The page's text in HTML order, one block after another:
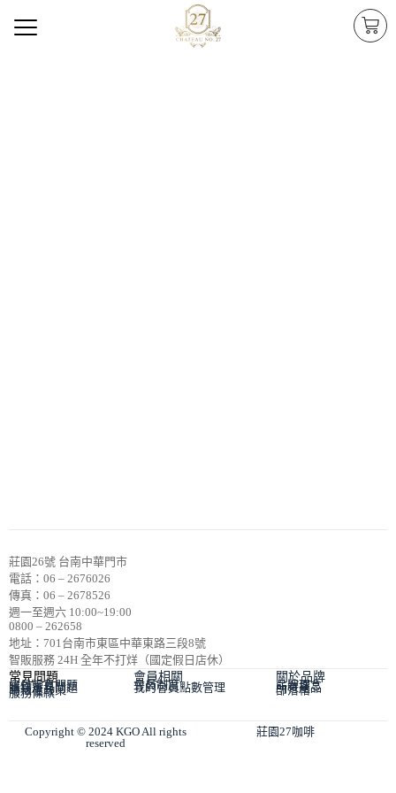
莊園26號 台南中華門市
電話：06 – 2676026
傳真：06 – 2678526
週一至週六 10:00~19:00
0800 – 262658
地址：701台南市東區中華東路三段8號
智販服務 24H 全年不打烊（國定假日店休）
常見問題
會員常見問題
購物常見問題
隱私權政策
服務條款
會員相關
會員制度
我的會員點數管理
關於品牌
品牌理念
所有產品
部落格
Copyright © 2024 KGO All rights
reserved
莊園27咖啡